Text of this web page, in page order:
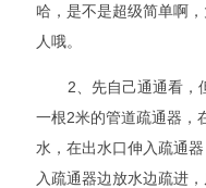
哈，是不是超级简单啊
人哦。
2、先自己通通看，
一根2米的管道疏通器，
水，在出水口伸入疏通
入疏通器边放水边疏进